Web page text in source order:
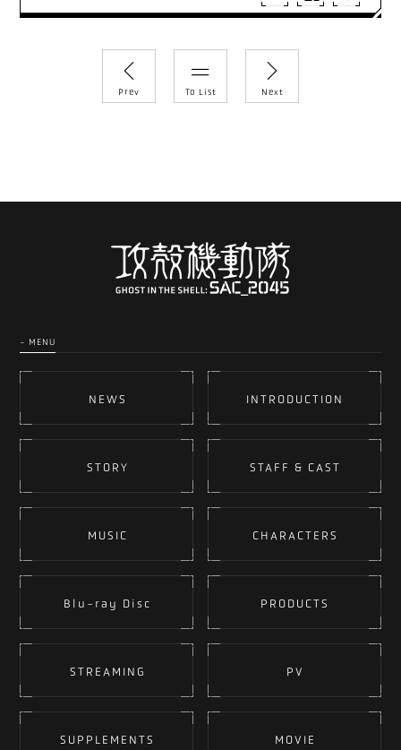
Prev To List Next
- MENU
NEWS INTRODUCTION
STORY STAFF & CAST
MUSIC CHARACTERS
Blu-ray Disc PRODUCTS
STREAMING PV
SUPPLEMENTS MOVIE